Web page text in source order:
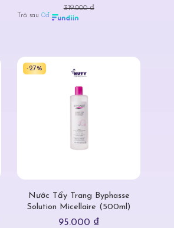
319.000 ₫
Trả sau0đ
-27%
Nước Tẩy Trang Byphasse
Solution Micellaire (500ml)
95.000 ₫